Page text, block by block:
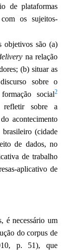
de plataformas
os sujeitos-
objetivos são (a)
na relação
(b) situar as
sobre o
social2
refletir sobre a
acontecimento
(cidade
de dados, no
de trabalho
aplicativo de
é necessário um
do corpus de
p. 51), que